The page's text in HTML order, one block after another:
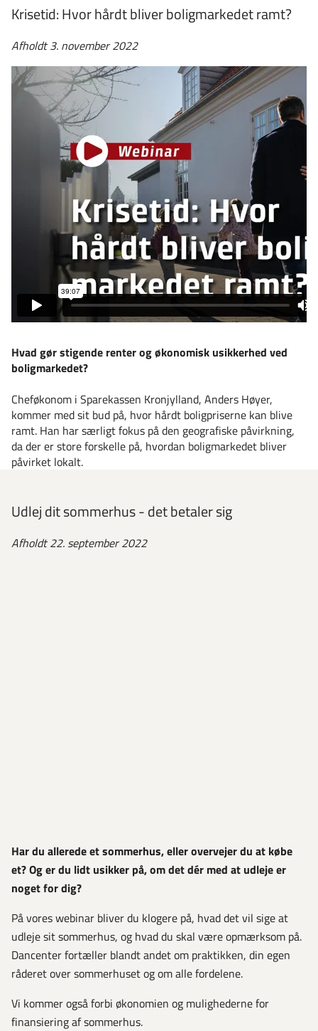
Krisetid: Hvor hårdt bliver boligmarkedet ramt?
Afholdt 3. november 2022
Hvad gør stigende renter og økonomisk usikkerhed ved
boligmarkedet?
Cheføkonom i Sparekassen Kronjylland, Anders Høyer,
kommer med sit bud på, hvor hårdt boligpriserne kan blive
ramt. Han har særligt fokus på den geografiske påvirkning,
da der er store forskelle på, hvordan boligmarkedet bliver
påvirket lokalt.
Udlej dit sommerhus - det betaler sig
Afholdt 22. september 2022
Har du allerede et sommerhus, eller overvejer du at købe
et? Og er du lidt usikker på, om det dér med at udleje er
noget for dig?
På vores webinar bliver du klogere på, hvad det vil sige at
udleje sit sommerhus, og hvad du skal være opmærksom på.
Dancenter fortæller blandt andet om praktikken, din egen
råderet over sommerhuset og om alle fordelene.
Vi kommer også forbi økonomien og mulighederne for
finansiering af sommerhus.